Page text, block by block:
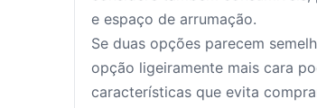
e espaço de arrumação.
Se duas opções parecem
opção ligeiramente mais cara
características que evita